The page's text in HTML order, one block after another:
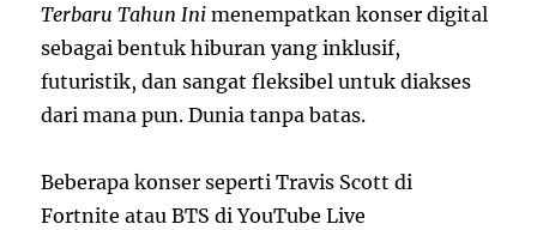
Terbaru Tahun Ini menempatkan konser digital
sebagai bentuk hiburan yang inklusif,
futuristik, dan sangat fleksibel untuk diakses
dari mana pun. Dunia tanpa batas.
Beberapa konser seperti Travis Scott di
Fortnite atau BTS di YouTube Live